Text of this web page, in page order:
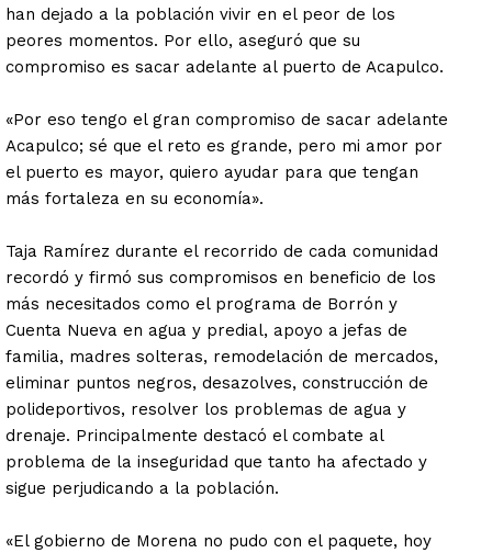
han dejado a la población vivir en el peor de los
peores momentos. Por ello, aseguró que su
compromiso es sacar adelante al puerto de Acapulco.
«Por eso tengo el gran compromiso de sacar adelante
Acapulco; sé que el reto es grande, pero mi amor por
el puerto es mayor, quiero ayudar para que tengan
más fortaleza en su economía».
Taja Ramírez durante el recorrido de cada comunidad
recordó y firmó sus compromisos en beneficio de los
más necesitados como el programa de Borrón y
Cuenta Nueva en agua y predial, apoyo a jefas de
familia, madres solteras, remodelación de mercados,
eliminar puntos negros, desazolves, construcción de
polideportivos, resolver los problemas de agua y
drenaje. Principalmente destacó el combate al
problema de la inseguridad que tanto ha afectado y
sigue perjudicando a la población.
«El gobierno de Morena no pudo con el paquete, hoy